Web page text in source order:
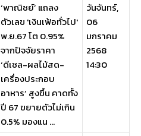
‘พาณิชย์’ แถลง
ตัวเลข 'เงินเฟ้อทั่วไป'
พ.ย.67 โต 0.95%
จากปัจจัยราคา
‘ดีเซล-ผลไม้สด-
เครื่องประกอบ
อาหาร’ สูงขึ้น คาดทั้ง
ปี 67 ขยายตัวไม่เกิน
0.5% มองแน ...
วันจันทร์,
06
มกราคม
2568
14:30